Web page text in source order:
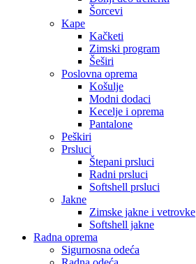
Šorcevi
Kape
Kačketi
Zimski program
Šeširi
Poslovna oprema
Košulje
Modni dodaci
Kecelje i oprema
Pantalone
Peškiri
Prsluci
Štepani prsluci
Radni prsluci
Softshell prsluci
Jakne
Zimske jakne i vetrovke
Softshell jakne
Radna oprema
Sigurnosna odeća